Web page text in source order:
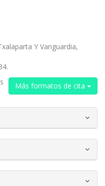
Y Vanguardia,
Más formatos de cita